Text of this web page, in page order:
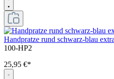
Handpratze rund schwarz-blau
100-HP2
25,95 €*